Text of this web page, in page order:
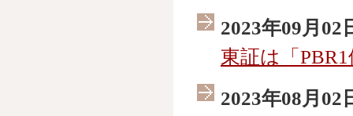
2023年09月02
東証は「
2023年08月02